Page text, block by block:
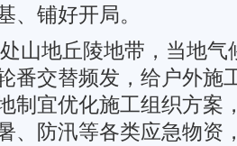
、铺好开局。
山地丘陵地带，当地
番交替频发，给户外施
制宜优化施工组织方案
、防汛等各类应急物资